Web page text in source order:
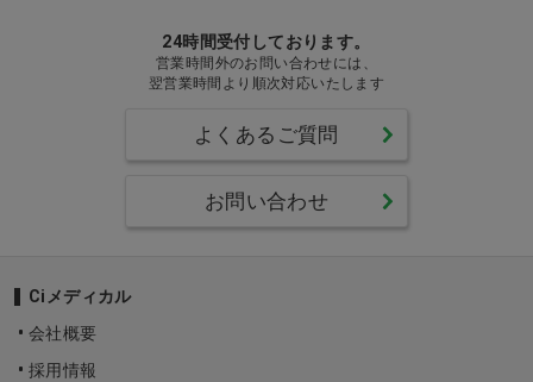
24時間受付しております。
営業時間外のお問い合わせには、
翌営業時間より順次対応いたします
よくあるご質問
お問い合わせ
Ciメディカル
会社概要
採用情報